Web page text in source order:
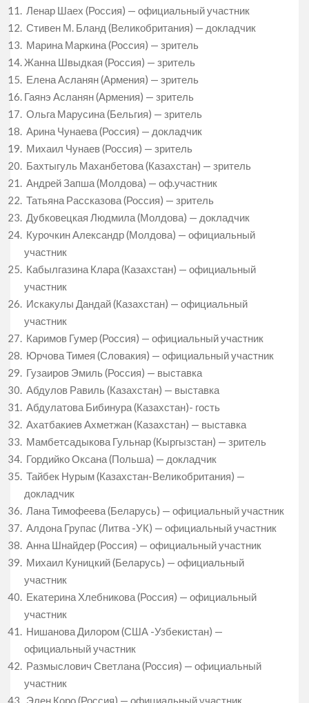
Ленар Шаех (Россия) — официальный участник
Стивен М. Бланд (Великобритания) — докладчик
Марина Маркина (Россия) — зритель
Жанна Швыдкая (Россия) — зритель
Елена Асланян (Армения) — зритель
Гаянэ Асланян (Армения) — зритель
Ольга Марусина (Бельгия) — зритель
Арина Чунаева (Россия) — докладчик
Михаил Чунаев (Россия) — зритель
Бахтыгуль Маханбетова (Казахстан) — зритель
Андрей Запша (Молдова) — оф.участник
Татьяна Рассказова (Россия) — зритель
Дубковецкая Людмила (Молдова) — докладчик
Курочкин Александр (Молдова) — официальный
участник
​​Кабылгазина Клара (Казахстан) — официальный
участник
Искакулы Дандай (Казахстан) — официальный
участник
Каримов Гумер (Россия) — официальный участник
Юрчова Тимея (Словакия) — официальный участник
Гузаиров Эмиль (Россия) — выставка
Абдулов Равиль (Казахстан) — выставка
Абдулатова Бибинура (Казахстан)- гость
Ахатбакиев Ахметжан (Казахстан) — выставка
Мамбетсадыкова Гульнар (Кыргызстан) — зритель
Гордийко Оксана (Польша) — докладчик
Тайбек Нурым (Казахстан-Великобритания) —
докладчик
Лана Тимофеева (Беларусь) — официальный участник
Алдона Групас (Литва -УК) — официальный участник
Анна Шнайдер (Россия) — официальный участник
Михаил Куницкий (Беларусь) — официальный
участник
Екатерина Хлебникова (Россия) — официальный
участник
Нишанова Дилором (США -Узбекистан) —
официальный участник
Размыслович Светлана (Россия) — официальный
участник
Элен Коро (Россия) — официальный участник